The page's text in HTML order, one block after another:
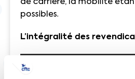
de carrière, la mobilité
possibles.
L’intégralité des
audio